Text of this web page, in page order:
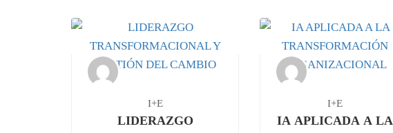
I+E
LIDERAZGO
I+E
IA APLICADA A LA